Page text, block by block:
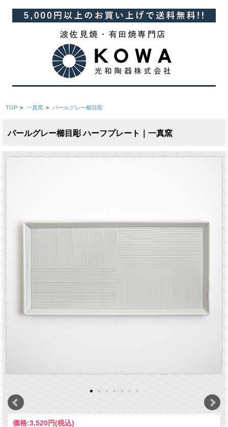
TOP > 一真窯 > パールグレー櫛目彫
パールグレー櫛目彫 ハーフプレート｜一真窯
価格:3,520円(税込)